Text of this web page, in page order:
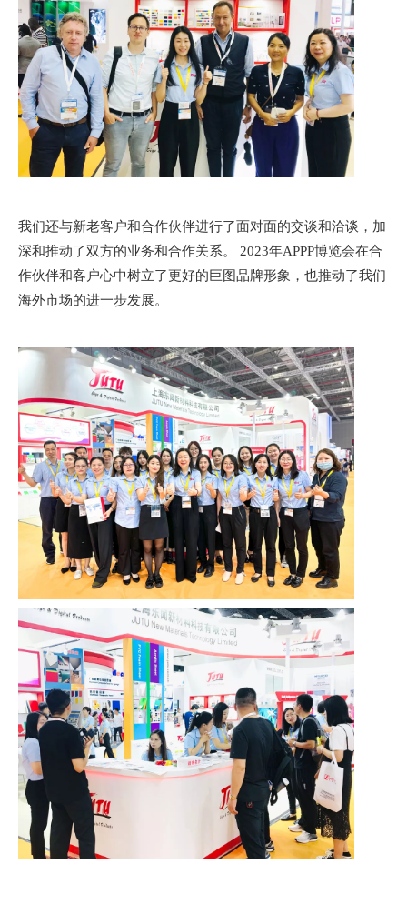
我们还与新老客户和合作伙伴进行了面对面的交谈和洽谈，加
深和推动了双方的业务和合作关系。 2023年APPP博览会在合
作伙伴和客户心中树立了更好的巨图品牌形象，也推动了我们
海外市场的进一步发展。